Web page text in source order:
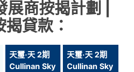
商按揭計劃 |
貸款：
天璽‧天 2期
Cullinan Sky
天璽‧天 2期
Cullinan Sky